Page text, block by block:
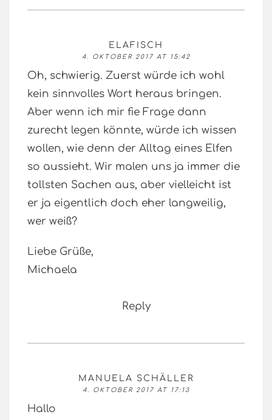
ELAFISCH
4. OKTOBER 2017 AT 15:42
Oh, schwierig. Zuerst würde ich wohl
kein sinnvolles Wort heraus bringen.
Aber wenn ich mir fie Frage dann
zurecht legen könnte, würde ich wissen
wollen, wie denn der Alltag eines Elfen
so aussieht. Wir malen uns ja immer die
tollsten Sachen aus, aber vielleicht ist
er ja eigentlich doch eher langweilig,
wer weiß?
Liebe Grüße,
Michaela
Reply
MANUELA SCHÄLLER
4. OKTOBER 2017 AT 17:13
Hallo